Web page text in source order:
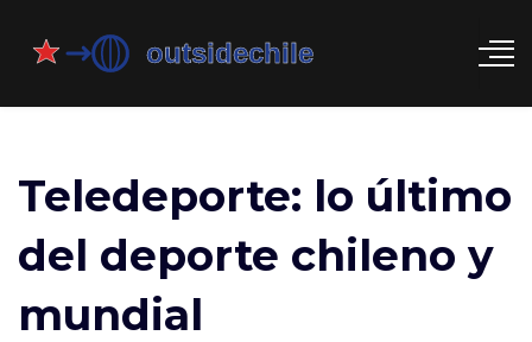
Teledeporte: lo último
del deporte chileno y
mundial